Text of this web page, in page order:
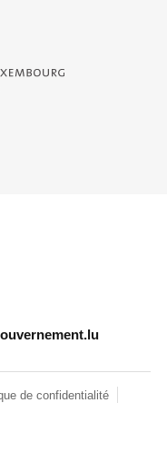
- Service
de confidentialité